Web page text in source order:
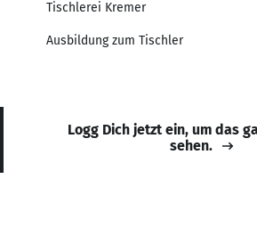
Tischlerei Kremer
Ausbildung zum Tischler
Logg Dich jetzt ein, um das
sehen.